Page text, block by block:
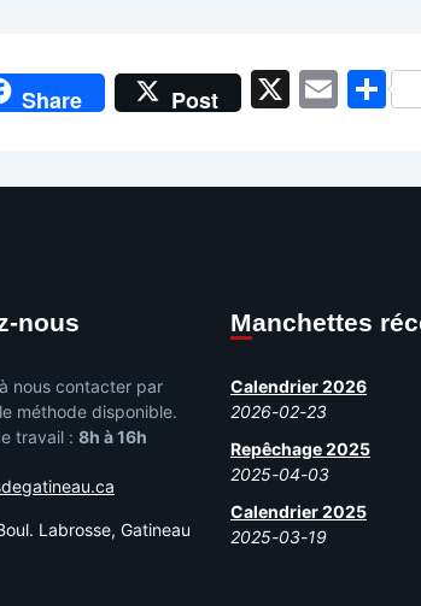
Share Post X Email
nous
nous contacter par
méthode disponible.
travail : 8h à 16h
Labrosse, Gatineau
Manchettes
Calendrier 2026
2026-02-23
Repêchage 2025
2025-04-03
Calendrier 2025
2025-03-19